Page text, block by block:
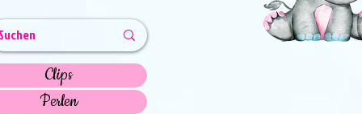
Clips
Perlen